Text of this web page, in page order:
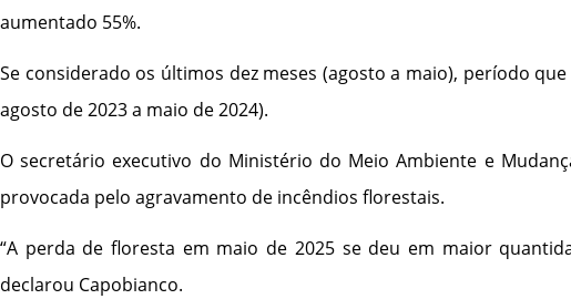
aumentado 55%.
Se considerado os últimos dez meses (agosto a maio), período
agosto de 2023 a maio de 2024).
O secretário executivo do Ministério do Meio Ambiente e
provocada pelo agravamento de incêndios florestais.
“A perda de floresta em maio de 2025 se deu em maior
declarou Capobianco.